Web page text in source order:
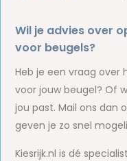
Wil je advies over
voor beugels?
Heb je een vraag over
voor jouw beugel? Of
jou past. Mail ons dan
geven je zo snel
Kiesrijk.nl is dé